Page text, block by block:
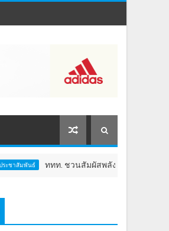
ททท. ชวนสัมผัสพลังแห่งศรัทธา ร่วมงาน "ห่ม